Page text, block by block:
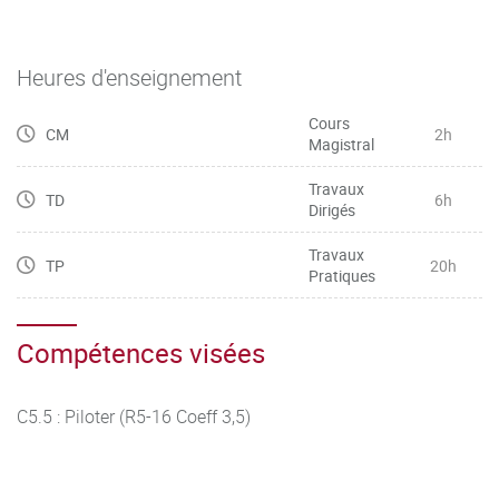
Heures d'enseignement
CM
Cours
Magistral
2h
TD
Travaux
Dirigés
6h
TP
Travaux
Pratiques
20h
Compétences visées
C5.5 : Piloter (R5-16 Coeff 3,5)